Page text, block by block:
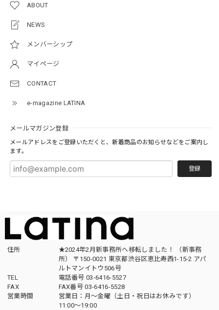
ABOUT
NEWS
メンバーシップ
マイページ
CONTACT
e-magazine LATINA
メールマガジン登録
メールアドレスをご登録いただくと、新着商品のお知らせなどをご案内し
ます。
登録
住所
★2024年2月新事務所へ移転しました！ （新事務
所） 〒150-0021 東京都渋谷区恵比寿西1-15-2 アパ
ルトマンイトウ506号
TEL
電話番号 03-6416-5527
FAX
FAX番号 03-6416-5528
営業時間
営業日：月〜金曜（土日・祝日はお休みです）
11:00〜19:00